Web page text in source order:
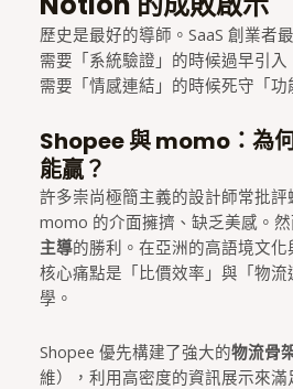
歷史是最好的導師。SaaS 創業者
需要「系統驗證」的時候過早引
需要「情感連結」的時候死守「功
Shopee 與 momo：為
能贏？
許多崇尚極簡主義的設計師常批評
momo 的介面擁擠、缺乏美感。
主導的勝利。在亞洲的高語境文
核心痛點是「比價效率」與「物
學。
Shopee 優先構建了強大的物流骨
維），利用高密度的資訊展示來